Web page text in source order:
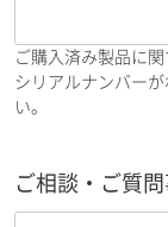
ご購入済み製品に
シリアルナンバー
い。
ご相談・ご質